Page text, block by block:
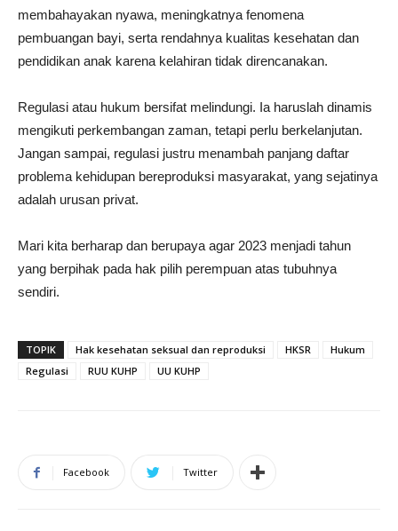
membahayakan nyawa, meningkatnya fenomena
pembuangan bayi, serta rendahnya kualitas kesehatan dan
pendidikan anak karena kelahiran tidak direncanakan.
Regulasi atau hukum bersifat melindungi. Ia haruslah dinamis
mengikuti perkembangan zaman, tetapi perlu berkelanjutan.
Jangan sampai, regulasi justru menambah panjang daftar
problema kehidupan bereproduksi masyarakat, yang sejatinya
adalah urusan privat.
Mari kita berharap dan berupaya agar 2023 menjadi tahun
yang berpihak pada hak pilih perempuan atas tubuhnya
sendiri.
TOPIK Hak kesehatan seksual dan reproduksi HKSR
Hukum
Regulasi
RUU KUHP UU KUHP
Facebook Twitter